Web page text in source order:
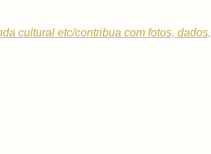
cultural etc/contribua com fotos, dados,